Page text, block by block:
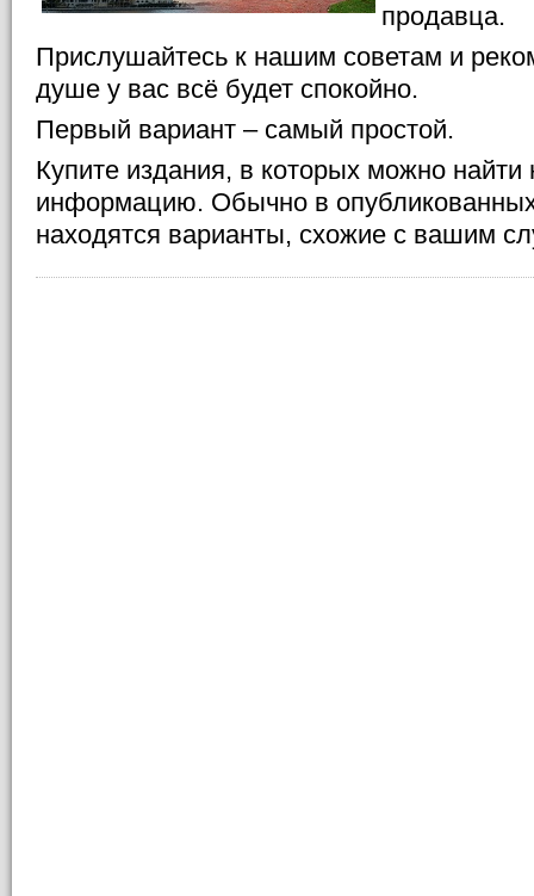
продавца.
Прислушайтесь к нашим советам и
душе у вас всё будет спокойно.
Первый вариант – самый простой.
Купите издания, в которых можно
информацию. Обычно в
находятся варианты, схожие с вашим